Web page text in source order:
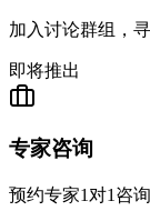
加入讨论群组，
即将推出
专家咨询
预约专家1对1咨